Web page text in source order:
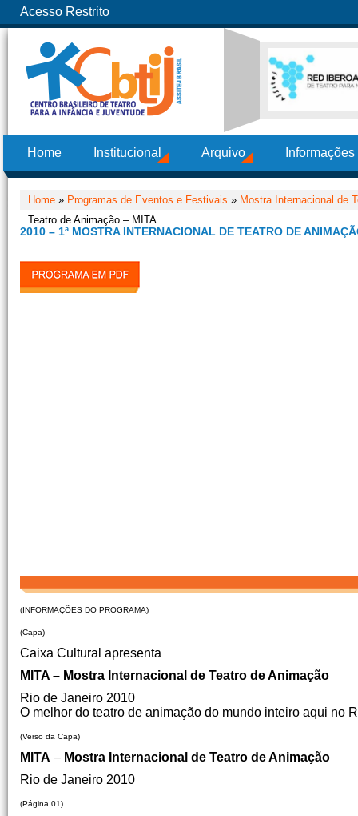
Acesso Restrito
Home Institucional Arquivo
Home » Programas de Eventos e Festivais » Mostra Internacional de
Teatro de Animação – MITA
2010 – 1ª MOSTRA INTERNACIONAL DE TEATRO DE
(INFORMAÇÕES DO PROGRAMA)
(Capa)
Caixa Cultural apresenta
MITA – Mostra Internacional de Teatro de Animação
Rio de Janeiro 2010
O melhor do teatro de animação do mundo inteiro aqui no
(Verso da Capa)
MITA – Mostra Internacional de Teatro de Animação
Rio de Janeiro 2010
(Página 01)